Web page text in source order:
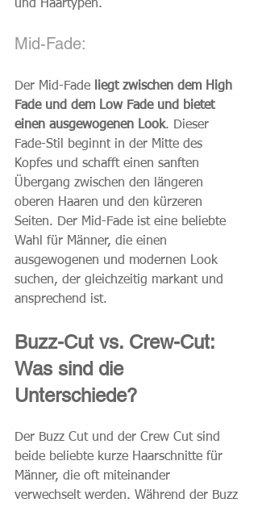
und Haartypen.
Mid-Fade:
Der Mid-Fade liegt zwischen dem High
Fade und dem Low Fade und bietet
einen ausgewogenen Look. Dieser
Fade-Stil beginnt in der Mitte des
Kopfes und schafft einen sanften
Übergang zwischen den längeren
oberen Haaren und den kürzeren
Seiten. Der Mid-Fade ist eine beliebte
Wahl für Männer, die einen
ausgewogenen und modernen Look
suchen, der gleichzeitig markant und
ansprechend ist.
Buzz-Cut vs. Crew-Cut:
Was sind die
Unterschiede?
Der Buzz Cut und der Crew Cut sind
beide beliebte kurze Haarschnitte für
Männer, die oft miteinander
verwechselt werden. Während der Buzz